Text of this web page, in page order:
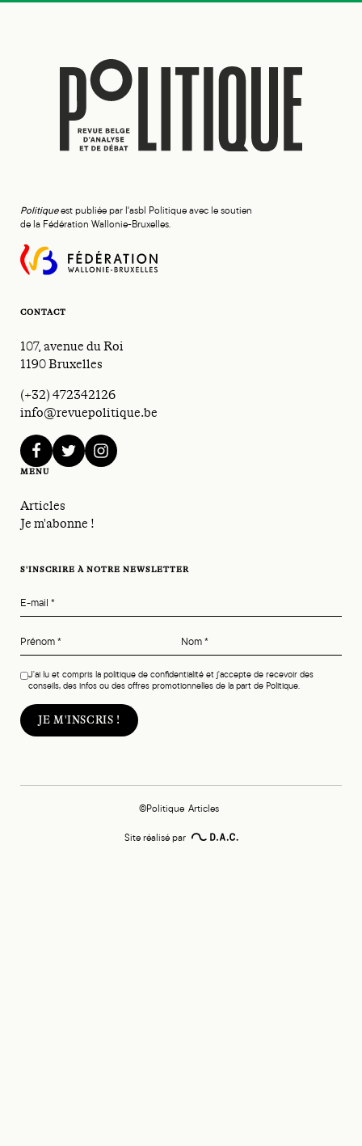
Politiqueest publiée par l'asbl Politique avec le soutien
de la Fédération Wallonie-Bruxelles.
CONTACT
107, avenue du Roi
1190 Bruxelles
(+32) 472342126
info@revuepolitique.be
facebooktwitterinstagram
MENU
Articles
Je m'abonne !
S'INSCRIRE À NOTRE NEWSLETTER
E-mail *
Prénom* Nom*
J'ai lu et compris la politique de confidentialité et j'accepte de recevoir des
conseils, des infos ou des offres promotionnelles de la part de Politique.
©Politique Articles
Site réalisé par